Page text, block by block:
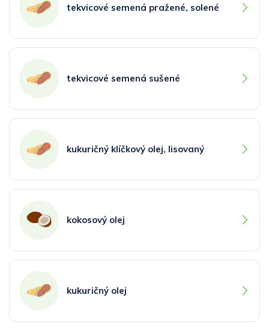
tekvicové semená pražené, solené
tekvicové semená sušené
kukuričný klíčkový olej, lisovaný
kokosový olej
kukuričný olej